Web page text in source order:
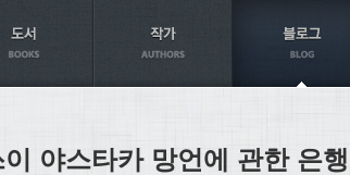
이 야스타카 망언에 관한 은